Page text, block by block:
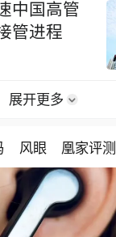
中国高管
管进程
展开更多
风眼 凰家评测